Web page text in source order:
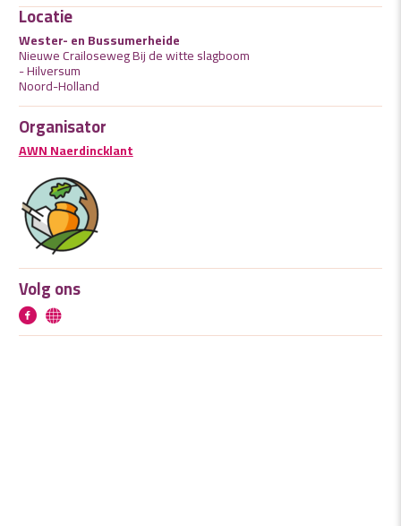
Locatie
Wester- en Bussumerheide
Nieuwe Crailoseweg Bij de witte slagboom
- Hilversum
Noord-Holland
Organisator
AWN Naerdincklant
Volg ons